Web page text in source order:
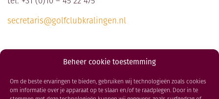
Beheer cookie toestemming
Om de beste ervaringen te bieden, gebruiken wij technologieën zoals cookies
om informatie over je apparaat op te slaan en/of te raadplegen. Door in te
GOLFBAAN
secretaris@golfclubkralingen.nl
ROUTEBESCHRIJVING